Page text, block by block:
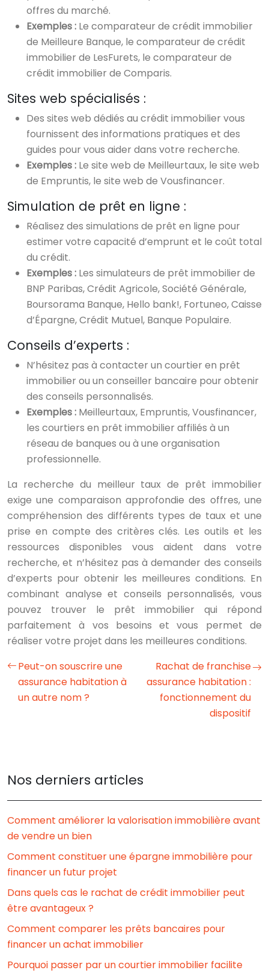
offres du marché.
Exemples : Le comparateur de crédit immobilier
de Meilleure Banque, le comparateur de crédit
immobilier de LesFurets, le comparateur de
crédit immobilier de Comparis.
Sites web spécialisés :
Des sites web dédiés au crédit immobilier vous
fournissent des informations pratiques et des
guides pour vous aider dans votre recherche.
Exemples : Le site web de Meilleurtaux, le site web
de Empruntis, le site web de Vousfinancer.
Simulation de prêt en ligne :
Réalisez des simulations de prêt en ligne pour
estimer votre capacité d’emprunt et le coût total
du crédit.
Exemples : Les simulateurs de prêt immobilier de
BNP Paribas, Crédit Agricole, Société Générale,
Boursorama Banque, Hello bank!, Fortuneo, Caisse
d’Épargne, Crédit Mutuel, Banque Populaire.
Conseils d’experts :
N’hésitez pas à contacter un courtier en prêt
immobilier ou un conseiller bancaire pour obtenir
des conseils personnalisés.
Exemples : Meilleurtaux, Empruntis, Vousfinancer,
les courtiers en prêt immobilier affiliés à un
réseau de banques ou à une organisation
professionnelle.
La recherche du meilleur taux de prêt immobilier
exige une comparaison approfondie des offres, une
compréhension des différents types de taux et une
prise en compte des critères clés. Les outils et les
ressources disponibles vous aident dans votre
recherche, et n’hésitez pas à demander des conseils
d’experts pour obtenir les meilleures conditions. En
combinant analyse et conseils personnalisés, vous
pouvez trouver le prêt immobilier qui répond
parfaitement à vos besoins et vous permet de
réaliser votre projet dans les meilleures conditions.
Peut-on souscrire une
assurance habitation à
un autre nom ?
Rachat de franchise
assurance habitation :
fonctionnement du
dispositif
Nos derniers articles
Comment améliorer la valorisation immobilière avant
de vendre un bien
Comment constituer une épargne immobilière pour
financer un futur projet
Dans quels cas le rachat de crédit immobilier peut
être avantageux ?
Comment comparer les prêts bancaires pour
financer un achat immobilier
Pourquoi passer par un courtier immobilier facilite